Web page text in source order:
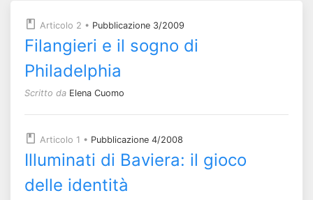
Articolo 2 • Pubblicazione 3/2009
Filangieri e il sogno di
Philadelphia
Scritto da Elena Cuomo
Articolo 1 • Pubblicazione 4/2008
Illuminati di Baviera: il gioco
delle identità